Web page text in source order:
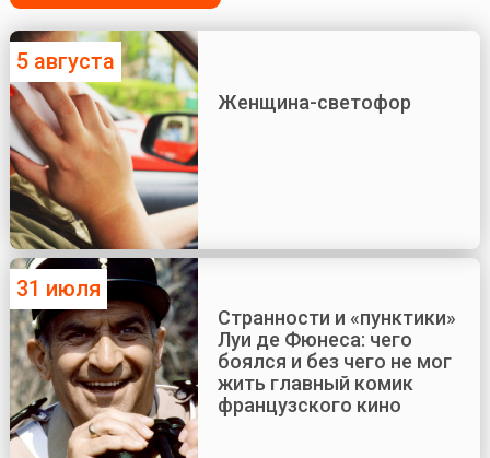
5 августа
Женщина-светофор
31 июля
Странности и «пунктики»
Луи де Фюнеса: чего
боялся и без чего не мог
жить главный комик
французского кино